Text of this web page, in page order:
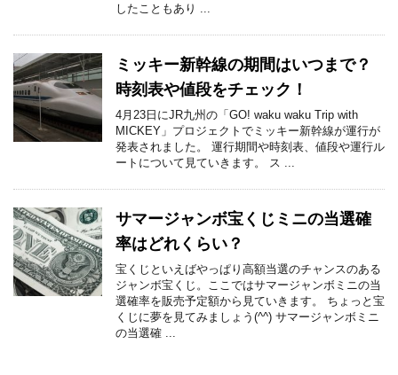
したこともあり ...
ミッキー新幹線の期間はいつまで？
時刻表や値段をチェック！
4月23日にJR九州の「GO! waku waku Trip with
MICKEY」プロジェクトでミッキー新幹線が運行が
発表されました。 運行期間や時刻表、値段や運行ル
ートについて見ていきます。 ス ...
サマージャンボ宝くじミニの当選確
率はどれくらい？
宝くじといえばやっぱり高額当選のチャンスのある
ジャンボ宝くじ。ここではサマージャンボミニの当
選確率を販売予定額から見ていきます。 ちょっと宝
くじに夢を見てみましょう(^^) サマージャンボミニ
の当選確 ...